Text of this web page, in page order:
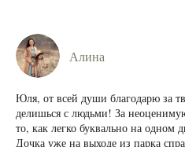
Алина
Юля, от всей души благодарю за
делишься с людьми! За
то, как легко буквально на одном
Дочка уже на выходе из парка